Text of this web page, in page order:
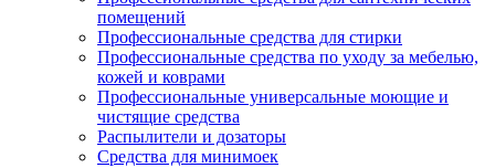
помещений
Профессиональные средства для стирки
Профессиональные средства по уходу за мебелью,
кожей и коврами
Профессиональные универсальные моющие и
чистящие средства
Распылители и дозаторы
Средства для минимоек